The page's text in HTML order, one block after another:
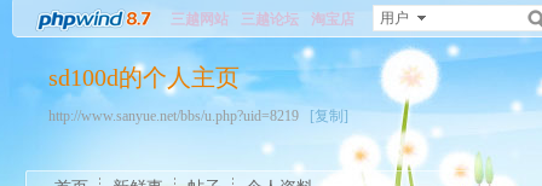
三越网站 三越论坛 淘宝店 用户
sd100d的个人主页
http://www.sanyue.net/bbs/u.php?uid=8219 [复制]